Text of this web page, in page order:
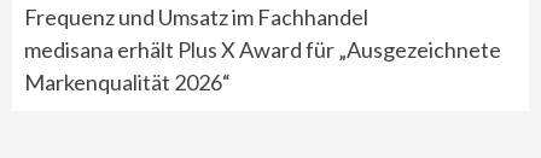
Frequenz und Umsatz im Fachhandel
medisana erhält Plus X Award für „Ausgezeichnete
Markenqualität 2026“